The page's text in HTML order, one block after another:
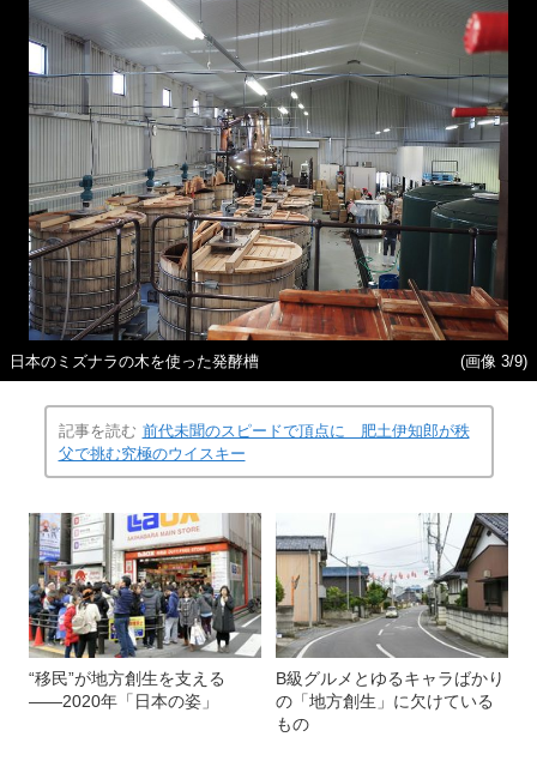
日本のミズナラの木を使った発酵槽 (画像 3/9)
記事を読む 前代未聞のスピードで頂点に 肥土伊知郎が秩
父で挑む究極のウイスキー
“移民”が地方創生を支える
――2020年「日本の姿」
B級グルメとゆるキャラばかり
の「地方創生」に欠けている
もの